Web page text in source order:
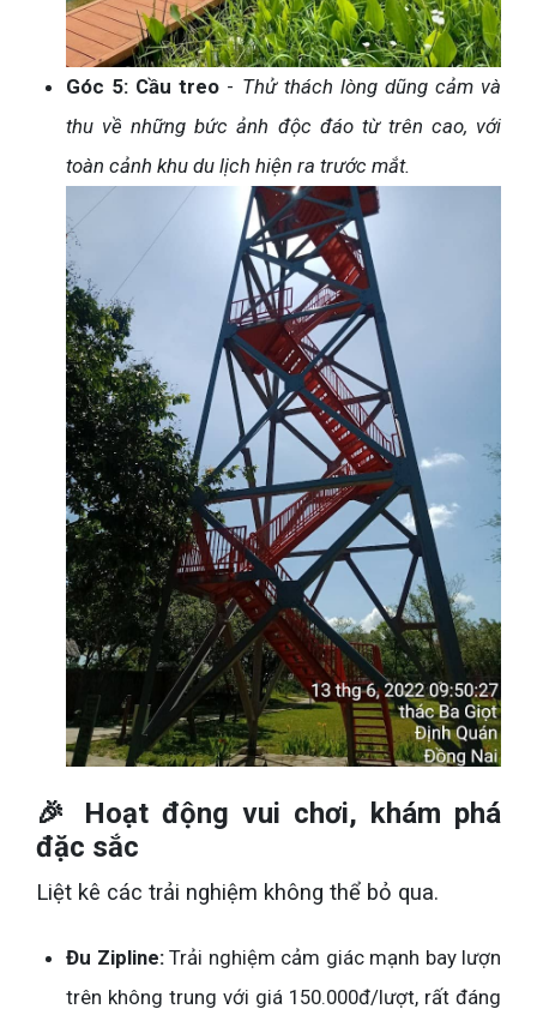
Góc 5: Cầu treo - Thử thách lòng dũng cảm và
thu về những bức ảnh độc đáo từ trên cao, với
toàn cảnh khu du lịch hiện ra trước mắt.
🎉 Hoạt động vui chơi, khám phá
đặc sắc
Liệt kê các trải nghiệm không thể bỏ qua.
Đu Zipline:Trải nghiệm cảm giác mạnh bay lượn
trên không trung với giá 150.000đ/lượt, rất đáng